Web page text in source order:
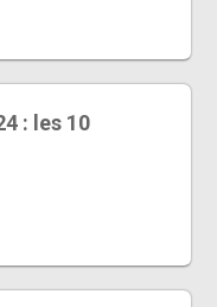
: les 10